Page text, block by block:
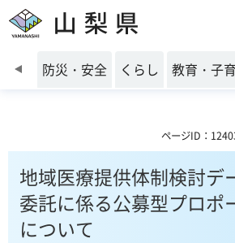
山梨県
前のスライドを表示
防災・安全 くらし 教育・子
ページID：
地域医療提供体制検討デ
委託に係る公募型プロポ
について